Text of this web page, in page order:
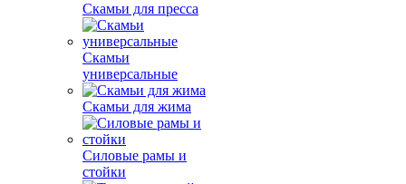
Скамьи для пресса
Скамьи
универсальные
Скамьи для жима
Силовые рамы и
стойки